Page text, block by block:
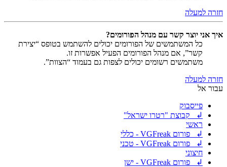
חזרה למעלה
איך אני יוצר קשר עם מנהל הפורומים?
כל המשתמשים של הפורומים יכולים להשתמש בטופס “יצירת
קשר”, אם מנהל הפורומים הפעיל אפשרות זו.
משתמשים רשומים יכולים לצפות גם בעמוד “הצוות”.
חזרה למעלה
עבור אל
פייסבוק
↲ קבוצת "רטרו ישראל"
ראשי
↲ פורום VGFreak - כללי
↲ פורום VGFreak - טכני
חיצוני
↲ פורום VGFreak - ישן